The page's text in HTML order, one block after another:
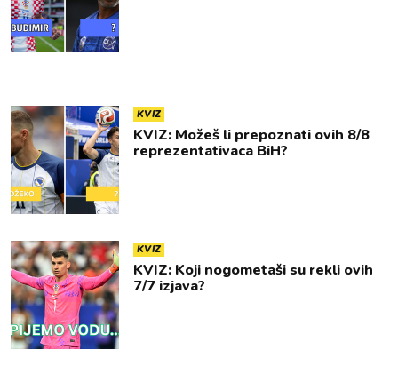
KVIZ
KVIZ: Možeš li prepoznati ovih 8/8
reprezentativaca BiH?
KVIZ
KVIZ: Koji nogometaši su rekli ovih
7/7 izjava?